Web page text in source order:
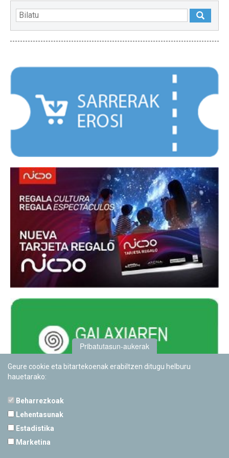
Pribatutasun-aukerak
Geure cookie eta bitartekoenak erabiltzen ditugu helburu
hauetarako:
Beharrezkoak
Lehentasunak
Estadistika
Marketina